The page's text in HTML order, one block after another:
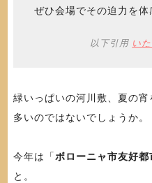
ぜひ会場でその迫力を体
以下引用 い
緑いっぱいの河川敷、夏の
多いのではないでしょうか。
今年は「ボローニャ市友好
と。